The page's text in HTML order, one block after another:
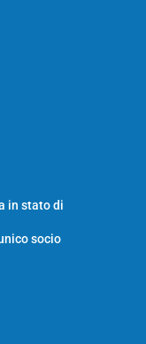
in stato di
socio